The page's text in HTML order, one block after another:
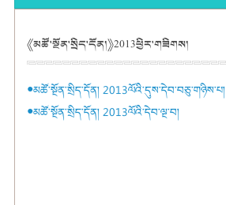
《མཚོ་སྔོན་སྲིད་དོན།》2013ཕྱིར་གཟིགས།
●མཚོ་སྔོན་སྲིད་དོན། 2013ལོའི་དུས་དེབ་བཅུ་གཉིས་པ།
●མཚོ་སྔོན་སྲིད་དོན། 2013ལོའི་དེབ་ལྔ་བ།